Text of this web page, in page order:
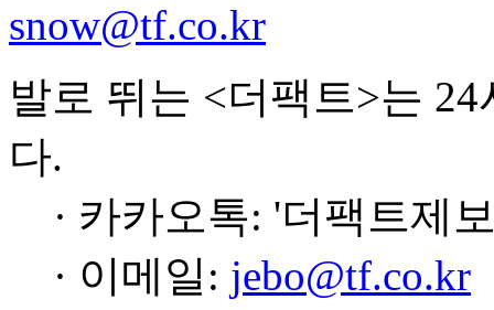
snow@tf.co.kr
발로 뛰는 <더팩트>는
다.
· 카카오톡: '더팩트제
· 이메일: jebo@tf.co.kr